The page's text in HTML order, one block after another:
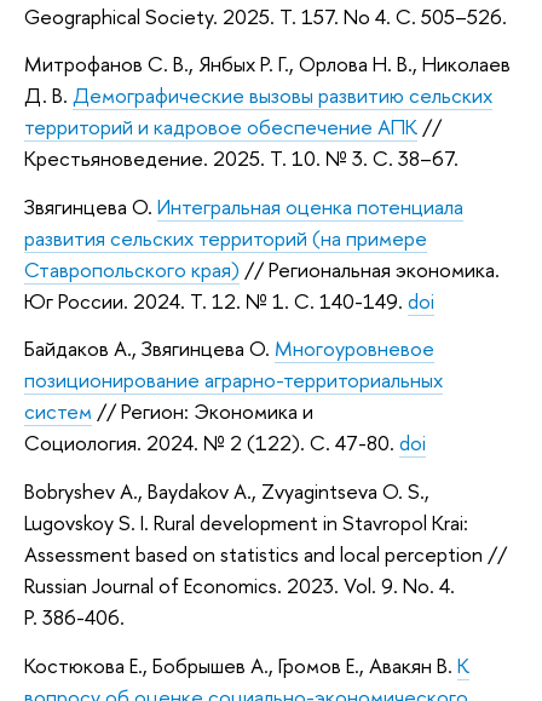
Geographical Society. 2025. Т. 157. No 4. С. 505–526.
Митрофанов С. В., Янбых Р. Г., Орлова Н. В., Николаев
Д. В. Демографические вызовы развитию сельских
территорий и кадровое обеспечение АПК //
Крестьяноведение. 2025. Т. 10. № 3. С. 38–67.
Звягинцева О. Интегральная оценка потенциала
развития сельских территорий (на примере
Ставропольского края) // Региональная экономика.
Юг России. 2024. Т. 12. № 1. C. 140-149. doi
Байдаков А., Звягинцева О. Многоуровневое
позиционирование аграрно-территориальных
систем // Регион: Экономика и
Социология. 2024. № 2 (122). C. 47-80. doi
Bobryshev A., Baydakov A., Zvyagintseva O. S.,
Lugovskoy S. I. Rural development in Stavropol Krai:
Assessment based on statistics and local perception //
Russian Journal of Economics. 2023. Vol. 9. No. 4.
P. 386-406.
Костюкова Е., Бобрышев А., Громов Е., Авакян В. К